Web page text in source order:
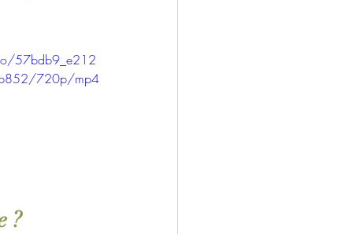
57bdb9_e212
720p/mp4
?